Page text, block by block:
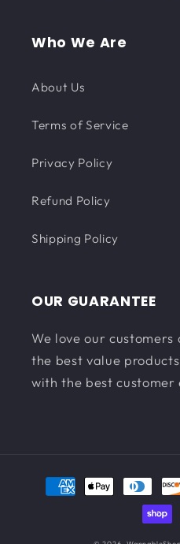
Who We Are
About Us
Terms of Service
Privacy Policy
Refund Policy
Shipping Policy
OUR GUARANTEE
We love our
the best value
with the best customer